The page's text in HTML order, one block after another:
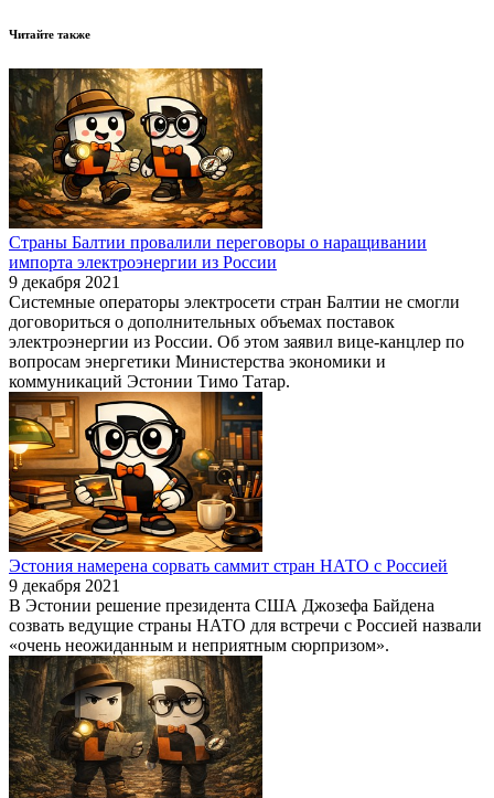
Читайте также
Страны Балтии провалили переговоры о наращивании
импорта электроэнергии из России
9 декабря 2021
Системные операторы электросети стран Балтии не смогли
договориться о дополнительных объемах поставок
электроэнергии из России. Об этом заявил вице-канцлер по
вопросам энергетики Министерства экономики и
коммуникаций Эстонии Тимо Татар.
Эстония намерена сорвать саммит стран НАТО с Россией
9 декабря 2021
В Эстонии решение президента США Джозефа Байдена
созвать ведущие страны НАТО для встречи с Россией назвали
«очень неожиданным и неприятным сюрпризом».